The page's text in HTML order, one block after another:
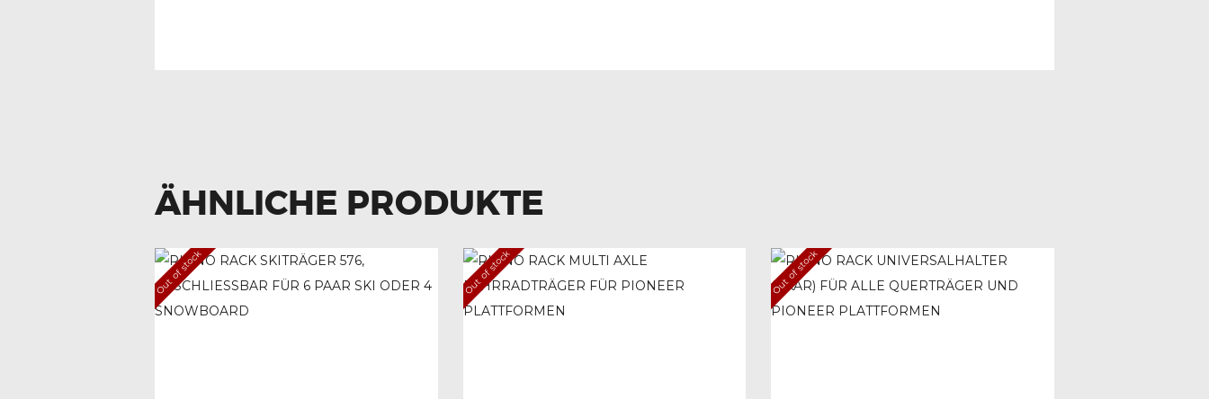
ÄHNLICHE PRODUKTE
Out of stock Out of stock Out of stock